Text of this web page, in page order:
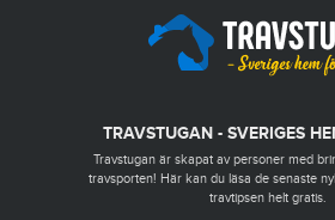
TRAVSTUGAN - SVERIGES
Travstugan är skapat av personer med
travsporten! Här kan du läsa de senaste
travtipsen helt gratis.